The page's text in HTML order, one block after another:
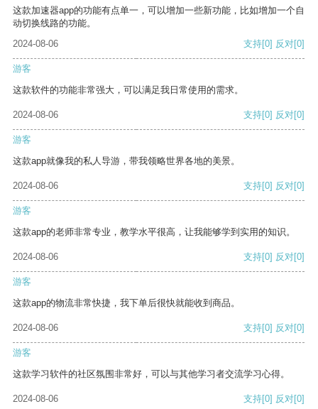
这款加速器app的功能有点单一，可以增加一些新功能，比如增加一个自
动切换线路的功能。
2024-08-06
支持[0] 反对[0]
游客
这款软件的功能非常强大，可以满足我日常使用的需求。
2024-08-06 支持[0] 反对[0]
游客
这款app就像我的私人导游，带我领略世界各地的美景。
2024-08-06 支持[0] 反对[0]
游客
这款app的老师非常专业，教学水平很高，让我能够学到实用的知识。
2024-08-06 支持[0] 反对[0]
游客
这款app的物流非常快捷，我下单后很快就能收到商品。
2024-08-06 支持[0] 反对[0]
游客
这款学习软件的社区氛围非常好，可以与其他学习者交流学习心得。
2024-08-06 支持[0] 反对[0]